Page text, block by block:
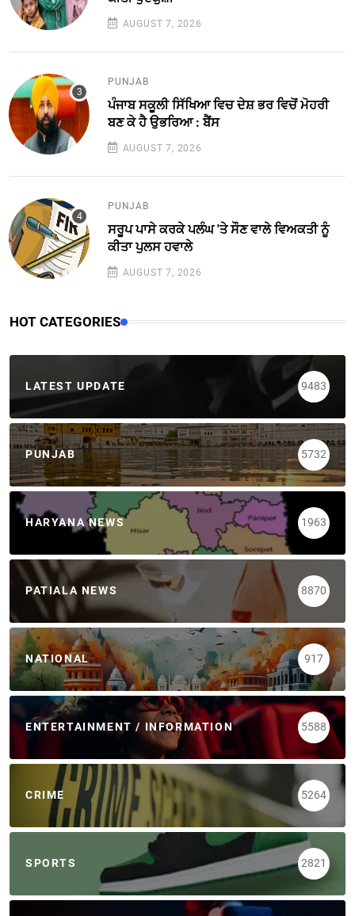
AUGUST 7, 2026
PUNJAB
ਪੰਜਾਬ ਸਕੂਲੀ ਸਿੱਖਿਆ ਵਿਚ ਦੇਸ਼ ਭਰ ਵਿਚੋਂ ਮੋਹਰੀ
ਬਣ ਕੇ ਹੈ ਉਭਰਿਆ : ਬੈਂਸ
AUGUST 7, 2026
PUNJAB
ਸਰੂਪ ਪਾਸੇ ਕਰਕੇ ਪਲੰਘ 'ਤੇ ਸੌਣ ਵਾਲੇ ਵਿਅਕਤੀ ਨੂੰ
ਕੀਤਾ ਪੁਲਸ ਹਵਾਲੇ
AUGUST 7, 2026
HOT CATEGORIES
LATEST UPDATE 9483
PUNJAB 5732
HARYANA NEWS 1963
PATIALA NEWS 8870
NATIONAL 917
ENTERTAINMENT / INFORMATION 5588
CRIME 5264
SPORTS 2821